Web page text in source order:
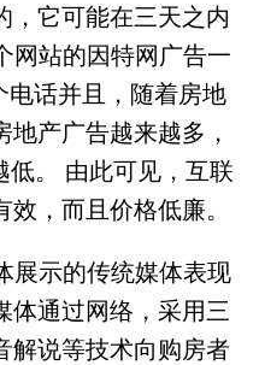
，它可能在三天之内
网站的因特网广告一
话并且，随着房地
产广告越来越多，
。 由此可见，互联
，而且价格低廉。
展示的传统媒体表现
体通过网络，采用三
解说等技术向购房者